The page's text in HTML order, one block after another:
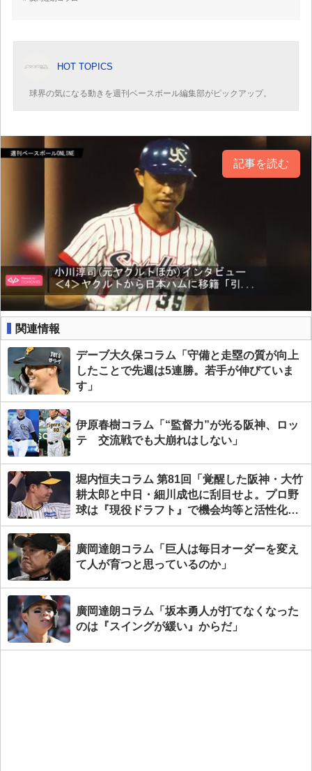
HOT TOPICS
球界の気になる動きを週刊ベースボール編集部がピックアップ。
記事を読む
関連情報
デーブ大久保コラム「守備と走塁の質が向上
したことで先週は5連勝。若手が伸びていま
す」
伊原春樹コラム「“監督力”が光る阪神、ロッ
テ 交流戦でも大崩れはしない」
堀内恒夫コラム 第81回「覚醒した阪神・大竹
耕太郎と中日・細川成也に刮目せよ。プロ野
球は『現役ドラフト』で機会均等と活性化を
計れ！」
廣岡達朗コラム「巨人は毎日オーダーを変え
て人が育つと思っているのか」
廣岡達朗コラム「坂本勇人が打てなくなった
のは『スイングが緩い』からだ」